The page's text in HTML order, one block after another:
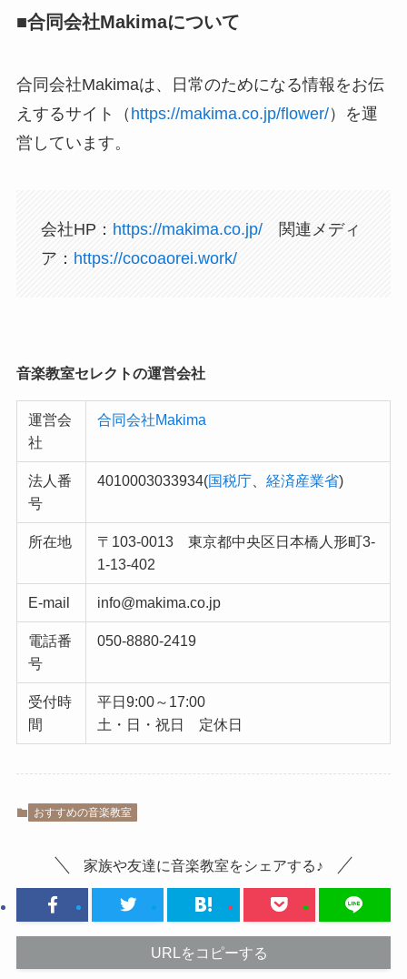
■合同会社Makimaについて
合同会社Makimaは、日常のためになる情報をお伝
えするサイト（ https://makima.co.jp/flower/）を運
営しています。
会社HP： https://makima.co.jp/関連メディ
ア： https://cocoaorei.work/
音楽教室セレクトの運営会社
運営会
社
合同会社Makima
法人番
号
4010003033934(国税庁 経済産業省)
所在地
〒103-0013 東京都中央区日本橋人形町3-
1-13-402
E-mail info@makima.co.jp
電話番
号
050-8880-2419
受付時
間
平日9:00～17:00
土・日・祝日 定休日
おすすめの音楽教室
家族や友達に音楽教室をシェアする♪
URLをコピーする